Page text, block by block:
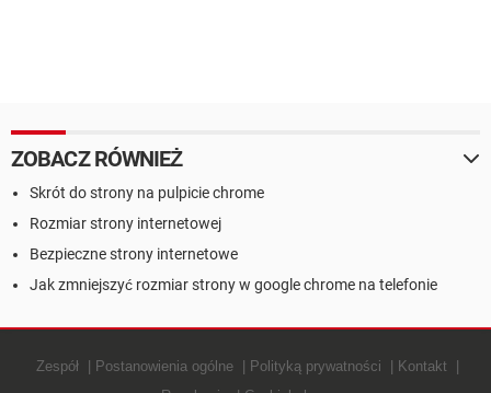
ZOBACZ RÓWNIEŻ
Skrót do strony na pulpicie chrome
Rozmiar strony internetowej
Bezpieczne strony internetowe
Jak zmniejszyć rozmiar strony w google chrome na telefonie
Zespół Postanowienia ogólne Polityką prywatności
Kontakt